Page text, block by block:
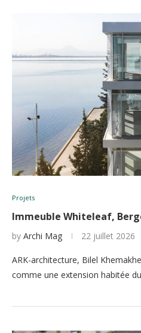
Projets
Immeuble Whiteleaf,
by Archi Mag 22 juillet 2026
ARK-architecture, Bilel
comme une extension habitée